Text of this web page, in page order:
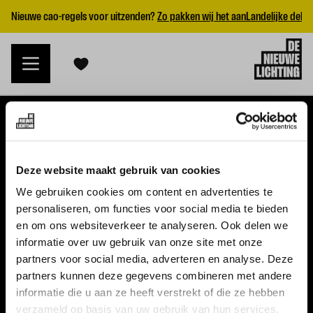
Deze website maakt gebruik van cookies
We gebruiken cookies om content en advertenties te
personaliseren, om functies voor social media te bieden
en om ons websiteverkeer te analyseren. Ook delen we
informatie over uw gebruik van onze site met onze
partners voor social media, adverteren en analyse. Deze
partners kunnen deze gegevens combineren met andere
informatie die u aan ze heeft verstrekt of die ze hebben
verzameld op basis van uw gebruik van hun services.
Nieuwe cao-regels voor uitzenden?Zo pakken wij het aanLandelijke
WERKGEVERS
Nieuwe cao uitzenden 2026
Vraag een offerte aan
VACATURES
Alle vacatures
Topvacatures